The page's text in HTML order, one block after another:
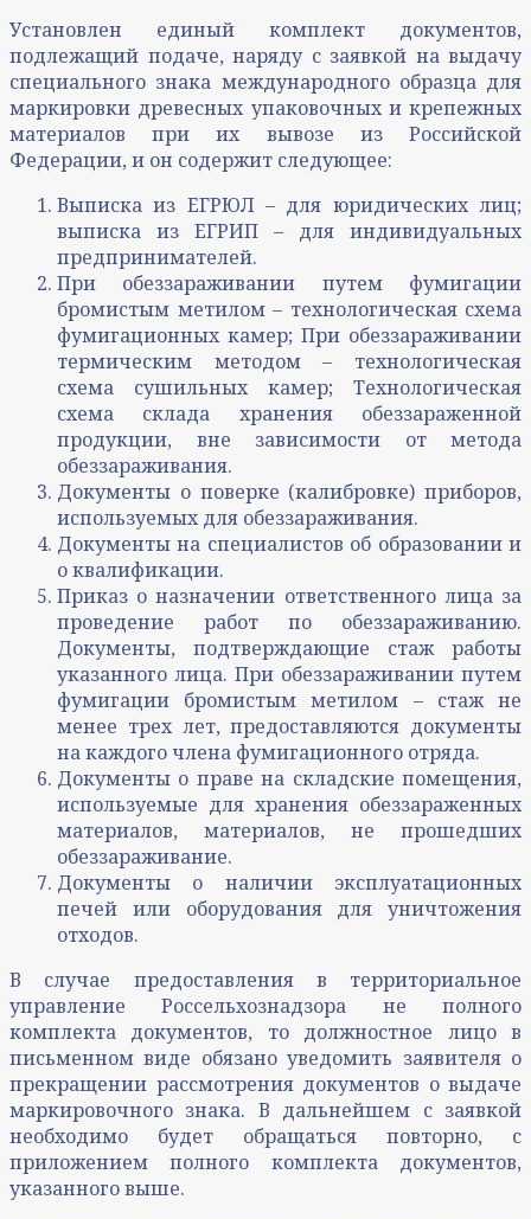
Установлен единый комплект документов,
подлежащий подаче, наряду с заявкой на выдачу
специального знака международного образца для
маркировки древесных упаковочных и крепежных
материалов при их вывозе из Российской
Федерации, и он содержит следующее:
Выписка из ЕГРЮЛ – для юридических лиц;
выписка из ЕГРИП – для индивидуальных
предпринимателей.
При обеззараживании путем фумигации
бромистым метилом – технологическая схема
фумигационных камер; При обеззараживании
термическим методом – технологическая
схема сушильных камер; Технологическая
схема склада хранения обеззараженной
продукции, вне зависимости от метода
обеззараживания.
Документы о поверке (калибровке) приборов,
используемых для обеззараживания.
Документы на специалистов об образовании и
о квалификации.
Приказ о назначении ответственного лица за
проведение работ по обеззараживанию.
Документы, подтверждающие стаж работы
указанного лица. При обеззараживании путем
фумигации бромистым метилом – стаж не
менее трех лет, предоставляются документы
на каждого члена фумигационного отряда.
Документы о праве на складские помещения,
используемые для хранения обеззараженных
материалов, материалов, не прошедших
обеззараживание.
Документы о наличии эксплуатационных
печей или оборудования для уничтожения
отходов.
В случае предоставления в территориальное
управление Россельхознадзора не полного
комплекта документов, то должностное лицо в
письменном виде обязано уведомить заявителя о
прекращении рассмотрения документов о выдаче
маркировочного знака. В дальнейшем с заявкой
необходимо будет обращаться повторно, с
приложением полного комплекта документов,
указанного выше.